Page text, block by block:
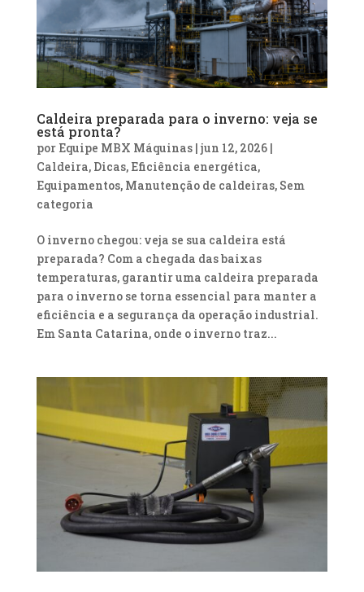
Caldeira preparada para o inverno: veja se
está pronta?
por Equipe MBX Máquinas| jun 12, 2026|
Caldeira, Dicas, Eficiência energética,
Equipamentos, Manutenção de caldeiras, Sem
categoria
O inverno chegou: veja se sua caldeira está
preparada? Com a chegada das baixas
temperaturas, garantir uma caldeira preparada
para o inverno se torna essencial para manter a
eficiência e a segurança da operação industrial.
Em Santa Catarina, onde o inverno traz...